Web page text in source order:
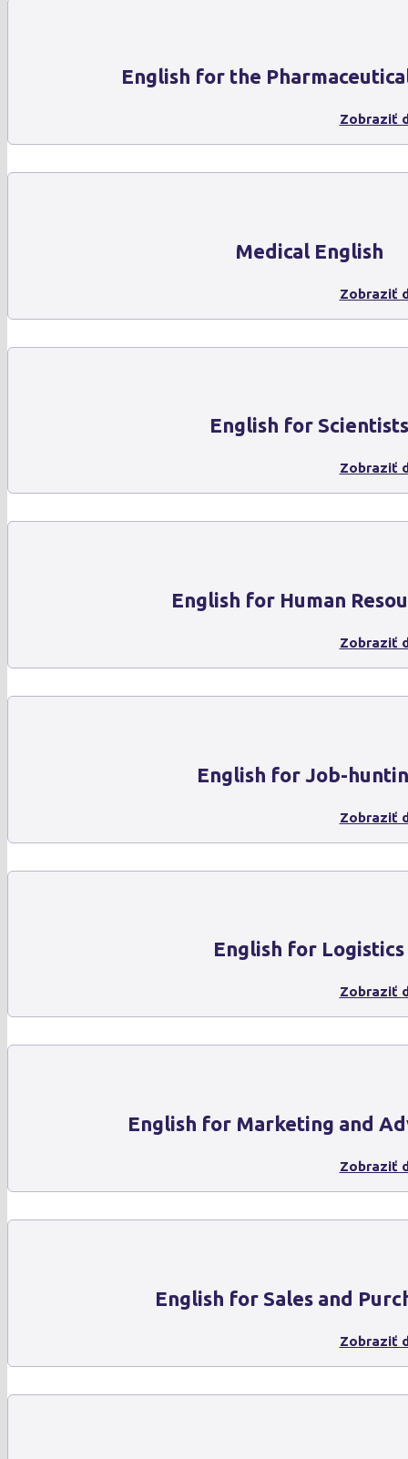
English for the
Zobraziť
Medical English
Zobraziť
English for Scientists
Zobraziť
English for Human
Zobraziť
English for Job-
Zobraziť
English for Logistics
Zobraziť
English for Marketing and
Zobraziť
English for Sales and
Zobraziť